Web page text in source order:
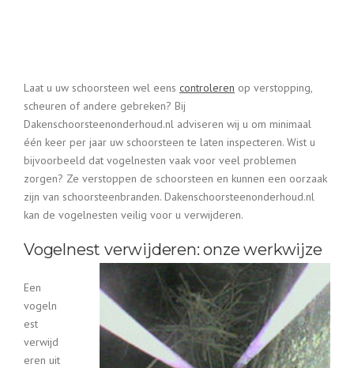
Laat u uw schoorsteen wel eens controleren op verstopping,
scheuren of andere gebreken? Bij
Dakenschoorsteenonderhoud.nl adviseren wij u om minimaal
één keer per jaar uw schoorsteen te laten inspecteren. Wist u
bijvoorbeeld dat vogelnesten vaak voor veel problemen
zorgen? Ze verstoppen de schoorsteen en kunnen een oorzaak
zijn van schoorsteenbranden. Dakenschoorsteenonderhoud.nl
kan de vogelnesten veilig voor u verwijderen.
Vogelnest verwijderen: onze werkwijze
Een
vogeln
est
verwijd
eren uit